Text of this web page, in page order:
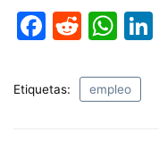
F
c
R
d
di
W
at
s
Etiquetas: empleo